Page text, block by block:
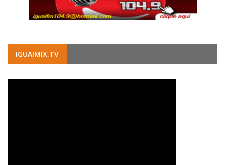
IGUAIMIX.TV